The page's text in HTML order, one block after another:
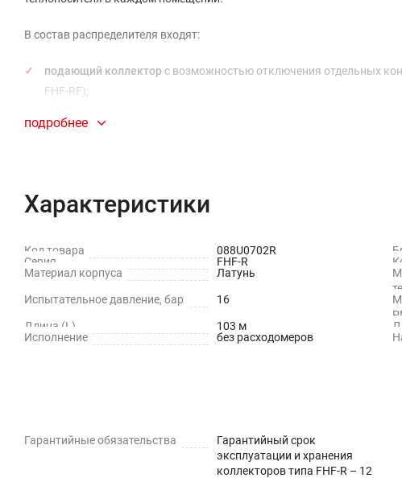
В состав распределителя входят:
подающий коллектор с возможностью отключения отдельных
FHF-RF);
обратный коллектор
Основные преимущества:
надёжная работа даже при отключении отдельного контура или
отсутствие соединений в трубопроводе между
удобная зональная автоматизация отопления.
подробнее
Характеристики
Код товара 088U0702R
Серия
FHF-R
Материал корпуса
Латунь
Испытательное давление, бар 16
Длина (L) 103 м
Исполнение
без расходомеров
Гарантийные обязательства
Гарантийный срок
эксплуатации и хранения
коллекторов типа FHF-R – 12